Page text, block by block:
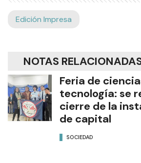
Edición Impresa
NOTAS
Feria de
tecnología: se
cierre de la
de capital
SOCIEDAD